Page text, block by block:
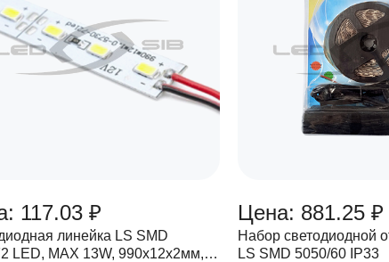
117.03 ₽
линейка LS SMD
LED, MAX 13W, 990х12х2мм,
Цена: 881.25 ₽
Набор светодиодной
LS SMD 5050/60 IP33